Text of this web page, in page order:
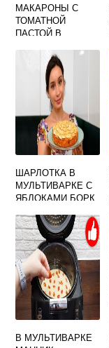
МАКАРОНЫ С
ТОМАТНОЙ
ПАСТОЙ В
ШАРЛОТКА В
МУЛЬТИВАРКЕ С
ЯБЛОКАМИ БОРК
В МУЛЬТИВАРКЕ